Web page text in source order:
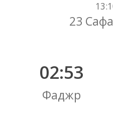
13:
23
02:53
Фаджр